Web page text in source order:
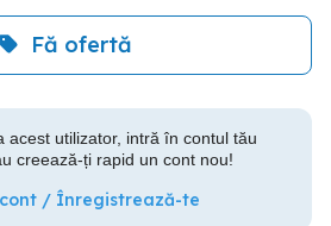
Fă ofertă
acest utilizator, intră în contul tău
creează-ți rapid un cont nou!
/ Înregistrează-te